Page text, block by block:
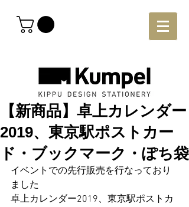
【新商品】卓上カレンダー
2019、東京駅ポストカー
ド・ブックマーク・ぽち袋
イベントでの先行販売を行なっており
ました
卓上カレンダー2019、東京駅ポストカ